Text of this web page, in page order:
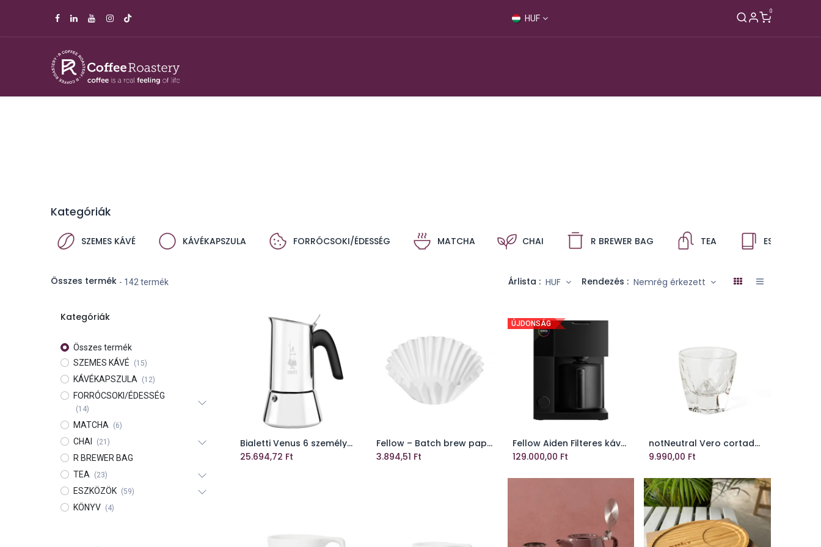
HUF
0
Kategóriák
SZEMES KÁVÉ KÁVÉKAPSZULA FORRÓCSOKI/ÉDESSÉG MATCHA CHAI R BREWER BAG TEA ESZKÖZÖK
Összes termék - 142 termék Árlista : HUF Rendezés : Nemrég érkezett
Kategóriák
Összes termék
SZEMES KÁVÉ
(15)
KÁVÉKAPSZULA (12)
FORRÓCSOKI/ÉDESSÉG
(14)
MATCHA (6)
CHAI (21)
R BREWER BAG
TEA
(23)
ESZKÖZÖK (59)
KÖNYV (4)
Kosárhoz ad
Bialetti Venus 6 személyes kávéfőző inox
25.694,72 Ft
Kosárhoz ad
Fellow – Batch brew papír filter – 50 db
3.894,51 Ft
ÚJDONSÁG
Kosárhoz ad
Fellow Aiden Filteres kávéfőző - Fekete
129.000,00 Ft
Kosárhoz ad
notNeutral Vero cortado üveg pohár, átlátszó
9.990,00 Ft